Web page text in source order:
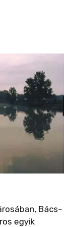
Bács-
egyik